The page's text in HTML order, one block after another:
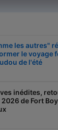
les autres"
le voyage
de l'été
inédites,
de Fort